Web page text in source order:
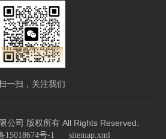
一扫，关注我们
公司 版权所有 All Rights Reserved.
15018674号-1 sitemap.xml